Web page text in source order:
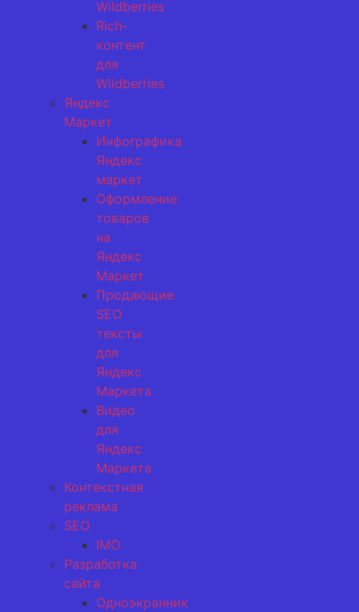
Wildberries
Rich-
контент
для
Wildberries
Яндекс
Маркет
Инфографика
Яндекс
маркет
Оформление
товаров
на
Яндекс
Маркет
Продающие
SEO
тексты
для
Яндекс
Маркета
Видео
для
Яндекс
Маркета
Контекстная
реклама
SEO
IMO
Разработка
сайта
Одноэкранник